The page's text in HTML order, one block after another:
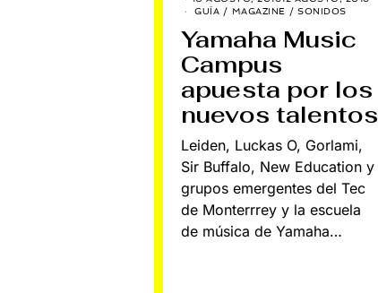
GUÍA / MAGAZINE / SONIDOS
Yamaha Music
Campus
apuesta por los
nuevos talentos
Leiden, Luckas O, Gorlami,
Sir Buffalo, New Education y
grupos emergentes del Tec
de Monterrrey y la escuela
de música de Yamaha…